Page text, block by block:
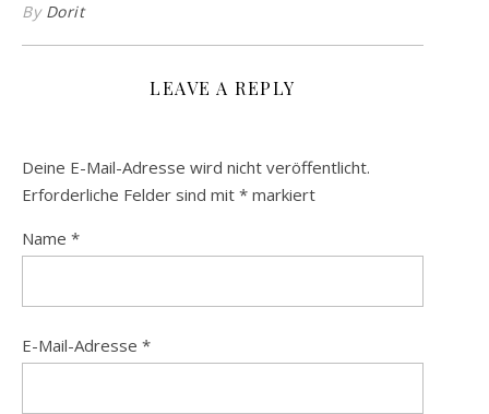
By Dorit
LEAVE A REPLY
Deine E-Mail-Adresse wird nicht veröffentlicht.
Erforderliche Felder sind mit * markiert
Name *
E-Mail-Adresse *